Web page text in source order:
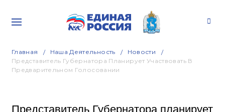
Главная Наша Деятельность
Новости
Представитель Губернатора Планирует Участвовать В
Предварительном Голосовании
Представитель Губернатора планирует